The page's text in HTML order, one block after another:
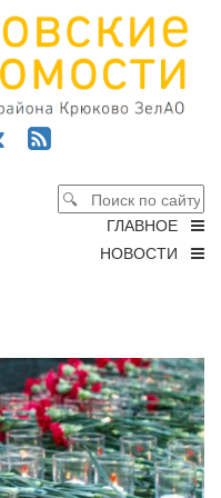
ГЛАВНОЕ
НОВОСТИ